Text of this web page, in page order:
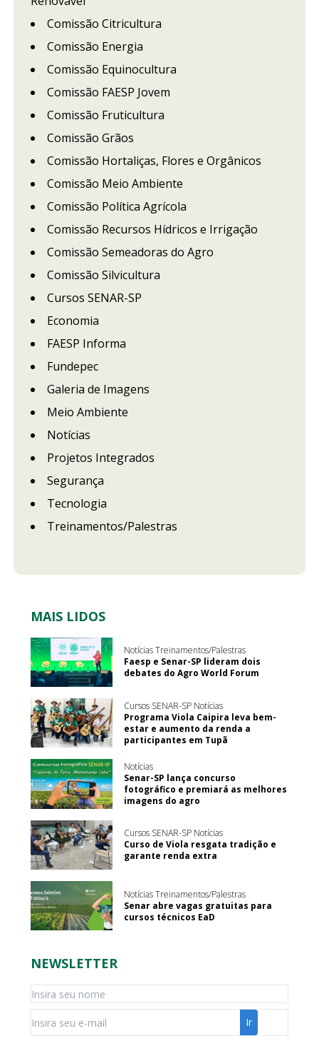
Comissão Citricultura
Comissão Energia
Comissão Equinocultura
Comissão FAESP Jovem
Comissão Fruticultura
Comissão Grãos
Comissão Hortaliças, Flores e Orgânicos
Comissão Meio Ambiente
Comissão Política Agrícola
Comissão Recursos Hídricos e Irrigação
Comissão Semeadoras do Agro
Comissão Silvicultura
Cursos SENAR-SP
Economia
FAESP Informa
Fundepec
Galeria de Imagens
Meio Ambiente
Notícias
Projetos Integrados
Segurança
Tecnologia
Treinamentos/Palestras
MAIS LIDOS
Notícias Treinamentos/Palestras
Faesp e Senar-SP lideram dois
debates do Agro World Forum
Cursos SENAR-SP Notícias
Programa Viola Caipira leva bem-
estar e aumento da renda a
participantes em Tupã
Notícias
Senar-SP lança concurso
fotográfico e premiará as melhores
imagens do agro
Cursos SENAR-SP Notícias
Curso de Viola resgata tradição e
garante renda extra
Notícias Treinamentos/Palestras
Senar abre vagas gratuitas para
cursos técnicos EaD
NEWSLETTER